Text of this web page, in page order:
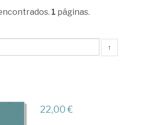
1 páginas.
↑
22,00 €